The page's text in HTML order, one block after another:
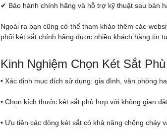
✔ Bảo hành chính hãng và hỗ trợ kỹ thuật sau bán
Ngoài ra bạn cũng có thể tham khảo thêm các
phối két sắt chính hãng được nhiều khách hàng tin
Kinh Nghiệm Chọn Két Sắt
• Xác định mục đích sử dụng: gia đình, văn phòng
• Chọn kích thước két sắt phù hợp với không gian
• Ưu tiên các dòng két sắt có khả năng chống cháy